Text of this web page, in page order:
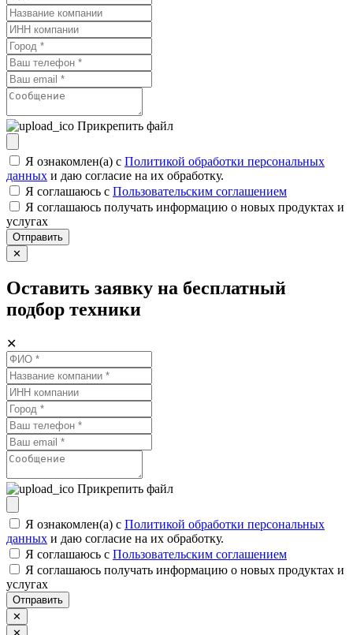
Прикрепить файл
Я ознакомлен(а) с Политикой обработки персональных
данных и даю согласие на их обработку.
Я соглашаюсь c Пользовательским соглашением
Я соглашаюсь получать информацию о новых продуктах и
услугах
Отправить
✕
Оставить заявку на бесплатный
подбор техники
✕
Прикрепить файл
Я ознакомлен(а) с Политикой обработки персональных
данных и даю согласие на их обработку.
Я соглашаюсь c Пользовательским соглашением
Я соглашаюсь получать информацию о новых продуктах и
услугах
Отправить
✕